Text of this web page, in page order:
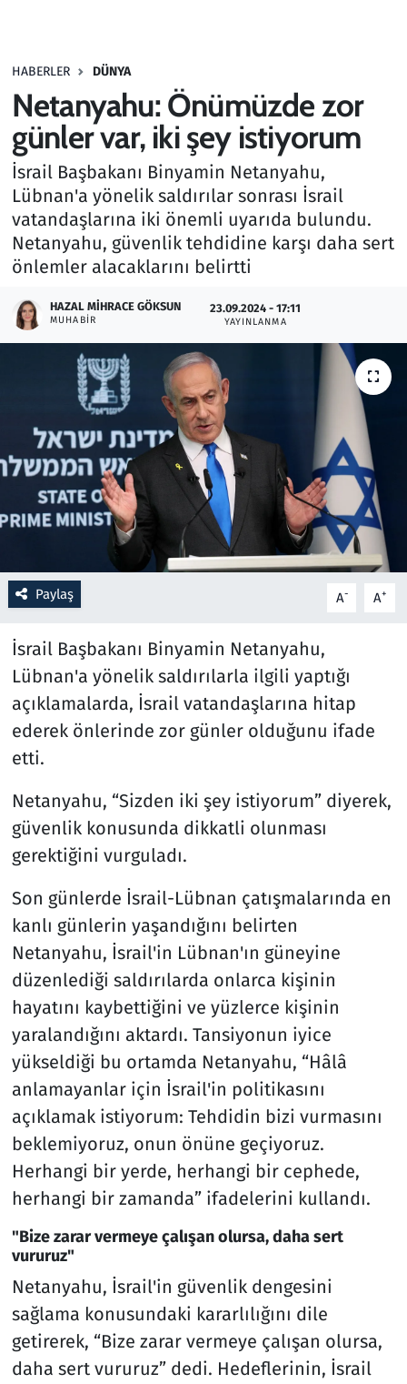
HABERLER DÜNYA
Netanyahu: Önümüzde zor
günler var, iki şey istiyorum
İsrail Başbakanı Binyamin Netanyahu,
Lübnan'a yönelik saldırılar sonrası İsrail
vatandaşlarına iki önemli uyarıda bulundu.
Netanyahu, güvenlik tehdidine karşı daha sert
önlemler alacaklarını belirtti
HAZAL MIHRACE GÖKSUN
MUHABIR
23.09.2024 - 17:11
YAYINLANMA
Paylaş A- A+
İsrail Başbakanı Binyamin Netanyahu,
Lübnan'a yönelik saldırılarla ilgili yaptığı
açıklamalarda, İsrail vatandaşlarına hitap
ederek önlerinde zor günler olduğunu ifade
etti.
Netanyahu, “Sizden iki şey istiyorum” diyerek,
güvenlik konusunda dikkatli olunması
gerektiğini vurguladı.
Son günlerde İsrail-Lübnan çatışmalarında en
kanlı günlerin yaşandığını belirten
Netanyahu, İsrail'in Lübnan'ın güneyine
düzenlediği saldırılarda onlarca kişinin
hayatını kaybettiğini ve yüzlerce kişinin
yaralandığını aktardı. Tansiyonun iyice
yükseldiği bu ortamda Netanyahu, “Hâlâ
anlamayanlar için İsrail'in politikasını
açıklamak istiyorum: Tehdidin bizi vurmasını
beklemiyoruz, onun önüne geçiyoruz.
Herhangi bir yerde, herhangi bir cephede,
herhangi bir zamanda” ifadelerini kullandı.
"Bize zarar vermeye çalışan olursa, daha sert
vururuz"
Netanyahu, İsrail'in güvenlik dengesini
sağlama konusundaki kararlılığını dile
getirerek, “Bize zarar vermeye çalışan olursa,
daha sert vururuz” dedi. Hedeflerinin, İsrail
Haber
Kültür Sanat
Kurumsal Haberler
Lezzet Durağı
Memur ve Kamu
Otomobil
Oyun
Ramazan
Resmi İlanlar
Rüya Tabirleri
Savunma Sanayi
Spor
Teknoloji ve Bilim